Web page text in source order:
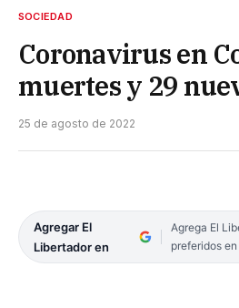
SOCIEDAD
Coronavirus en
muertes y 29
25 de agosto de 2022
Agregar El
Libertador en
Agrega El
preferidos